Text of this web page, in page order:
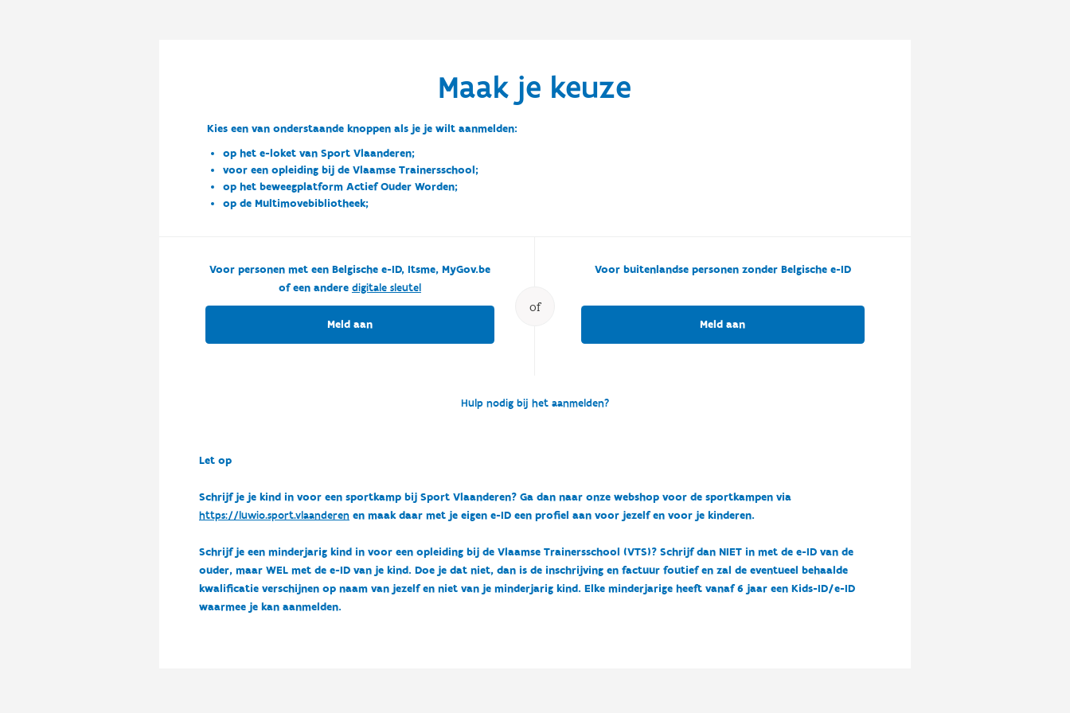
Maak je keuze
Kies een van onderstaande knoppen als je je wilt aanmelden:
op het e-loket van Sport Vlaanderen;
voor een opleiding bij de Vlaamse Trainersschool;
op het beweegplatform Actief Ouder Worden;
op de Multimovebibliotheek;
of
Voor personen met een Belgische e-ID, Itsme, MyGov.be
of een andere digitale sleutel
Meld aan
Voor buitenlandse personen zonder Belgische e-ID
Meld aan
Hulp nodig bij het aanmelden?
Let op
Schrijf je je kind in voor een sportkamp bij Sport Vlaanderen? Ga dan naar onze webshop voor de sportkampen via
https://luwio.sport.vlaanderenen maak daar met je eigen e-ID een profiel aan voor jezelf en voor je kinderen.
Schrijf je een minderjarig kind in voor een opleiding bij de Vlaamse Trainersschool (VTS)? Schrijf dan NIET in met de e-ID van de
ouder, maar WEL met de e-ID van je kind. Doe je dat niet, dan is de inschrijving en factuur foutief en zal de eventueel behaalde
kwalificatie verschijnen op naam van jezelf en niet van je minderjarig kind. Elke minderjarige heeft vanaf 6 jaar een Kids-ID/e-ID
waarmee je kan aanmelden.